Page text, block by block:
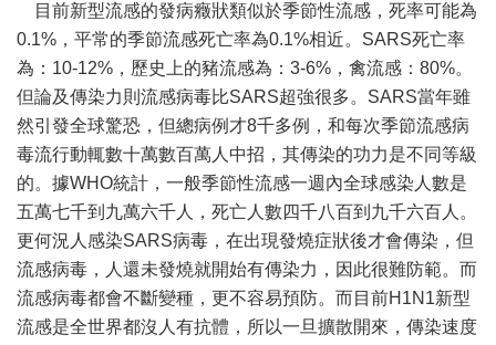
目前新型流感的發病癥狀類似於季節性流感，死率可能為
0.1%，平常的季節流感死亡率為0.1%相近。SARS死亡率
為：10-12%，歷史上的豬流感為：3-6%，禽流感：80%。
但論及傳染力則流感病毒比SARS超強很多。SARS當年雖
然引發全球驚恐，但總病例才8千多例，和每次季節流感病
毒流行動輒數十萬數百萬人中招，其傳染的功力是不同等級
的。據WHO統計，一般季節性流感一週內全球感染人數是
五萬七千到九萬六千人，死亡人數四千八百到九千六百人。
更何況人感染SARS病毒，在出現發燒症狀後才會傳染，但
流感病毒，人還未發燒就開始有傳染力，因此很難防範。而
流感病毒都會不斷變種，更不容易預防。而目前H1N1新型
流感是全世界都沒人有抗體，所以一旦擴散開來，傳染速度